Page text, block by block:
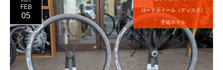
FEB
05
ロードホイール（ディスク）
手組ホイル